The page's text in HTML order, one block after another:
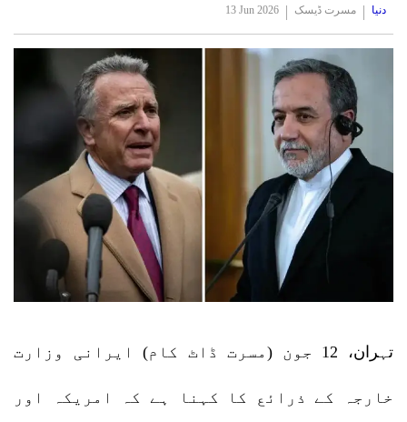
13 Jun 2026 مسرت ڈیسک دنیا
تہران، 12 جون (مسرت ڈاٹ کام) ایرانی وزارت
خارجہ کے ذرائع کا کہنا ہے کہ امریکہ اور